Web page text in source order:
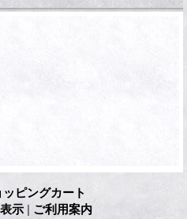
ッピングカート
示 | ご利用案内